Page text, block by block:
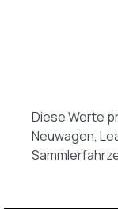
Diese Werte
Neuwagen,